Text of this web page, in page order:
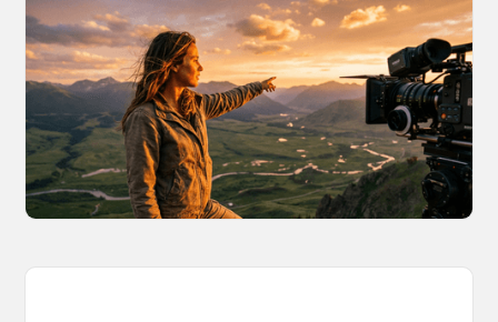
AI World Building for Content Creators:
A More Consistent Approach to AI
Content
Learn why building persistent AI worlds beats
one-off video generation for content creators,
and how to create such 3D environments with
OpenArt Worlds.
March 26, 2026